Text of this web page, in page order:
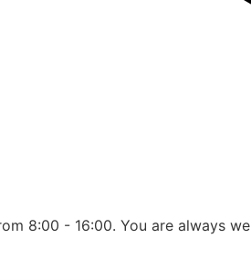
8:00 - 16:00. You are always